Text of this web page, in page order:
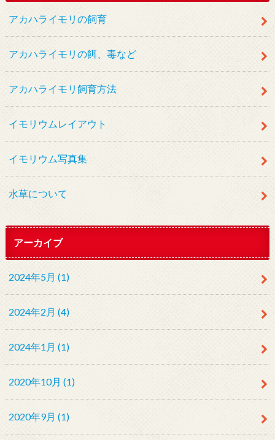
アカハライモリの飼育
アカハライモリの餌、毒など
アカハライモリ飼育方法
イモリウムレイアウト
イモリウム写真集
水草について
アーカイブ
2024年5月 (1)
2024年2月 (4)
2024年1月 (1)
2020年10月 (1)
2020年9月 (1)